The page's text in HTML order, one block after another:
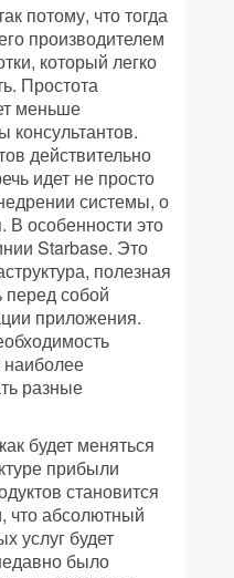
потому, что тогда
производителем
который легко
Простота
меньше
консультантов.
действительно
идет не просто
системы, о
В особенности это
Starbase. Это
полезная
перед собой
приложения.
наиболее
разные
будет меняться
прибыли
становится
абсолютный
услуг будет
было